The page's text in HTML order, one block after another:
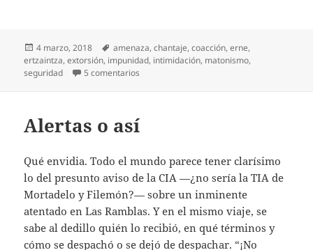
Publicado
el
4 marzo, 2018 Etiquetas
amenaza,chantaje,coacción,erne,
ertzaintza,extorsión, impunidad, intimidación, matonismo,
seguridad
5 comentarios
Alertas o así
Qué envidia. Todo el mundo parece tener clarísimo
lo del presunto aviso de la CIA —¿no sería la TIA de
Mortadelo y Filemón?— sobre un inminente
atentado en Las Ramblas. Y en el mismo viaje, se
sabe al dedillo quién lo recibió, en qué términos y
cómo se despachó o se dejó de despachar. “¡No